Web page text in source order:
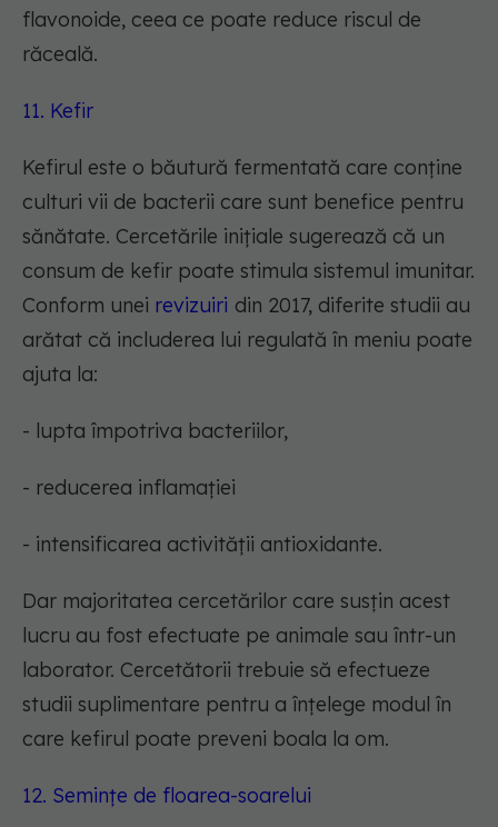
flavonoide, ceea ce poate reduce riscul de
răceală.
11. Kefir
Kefirul este o băutură fermentată care conține
culturi vii de bacterii care sunt benefice pentru
sănătate. Cercetările inițiale sugerează că un
consum de kefir poate stimula sistemul imunitar.
Conform unei revizuiri din 2017, diferite studii au
arătat că includerea lui regulată în meniu poate
ajuta la:
- lupta împotriva bacteriilor,
- reducerea inflamației
- intensificarea activității antioxidante.
Dar majoritatea cercetărilor care susțin acest
lucru au fost efectuate pe animale sau într-un
laborator. Cercetătorii trebuie să efectueze
studii suplimentare pentru a înțelege modul în
care kefirul poate preveni boala la om.
12. Semințe de floarea-soarelui